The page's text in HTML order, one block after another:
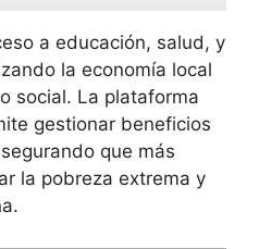
a educación, salud, y
la economía local
social. La plataforma
gestionar beneficios
que más
la pobreza extrema y